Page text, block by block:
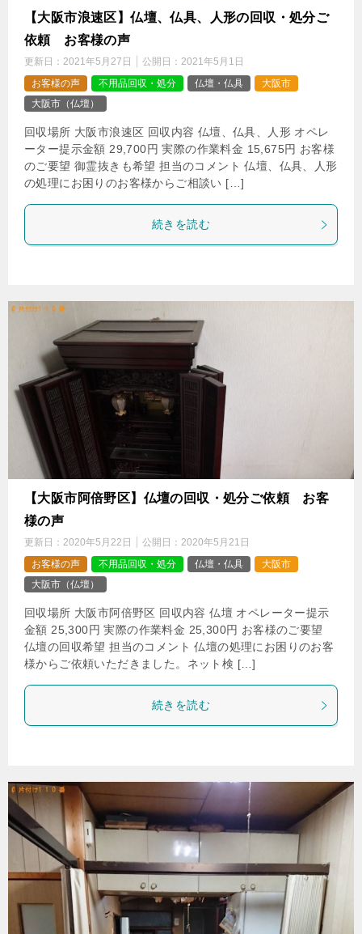
【大阪市浪速区】仏壇、仏具、人形の回収・処分ご
依頼 お客様の声
更新日： 2021年5月27日 公開日： 2021年5月1日
お客様の声
不用品回収・処分 仏壇・仏具
大阪市
大阪市（仏壇）
回収場所 大阪市浪速区 回収内容 仏壇、仏具、人形 オペレ
ーター提示金額 29,700円 実際の作業料金 15,675円 お客様
のご要望 御霊抜きも希望 担当のコメント 仏壇、仏具、人形
の処理にお困りのお客様からご相談い […]
続きを読む
【大阪市阿倍野区】仏壇の回収・処分ご依頼 お客
様の声
更新日： 2020年5月22日 公開日： 2020年5月21日
お客様の声
不用品回収・処分 仏壇・仏具
大阪市
大阪市（仏壇）
回収場所 大阪市阿倍野区 回収内容 仏壇 オペレーター提示
金額 25,300円 実際の作業料金 25,300円 お客様のご要望
仏壇の回収希望 担当のコメント 仏壇の処理にお困りのお客
様からご依頼いただきました。ネット検 […]
続きを読む